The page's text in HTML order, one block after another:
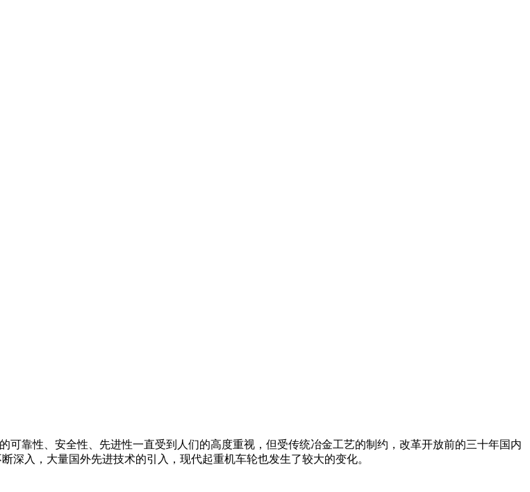
靠性、安全性、先进性一直受到人们的高度重视，但受传统冶金工艺的制约，改革开放前的三十年国内
入，大量国外先进技术的引入，现代起重机车轮也发生了较大的变化。